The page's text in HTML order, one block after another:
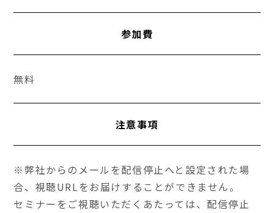
参加費
無料
注意事項
※弊社からのメールを配信停止へと設定された場
合、視聴URLをお届けすることができません。
セミナーをご視聴いただくあたっては、配信停止